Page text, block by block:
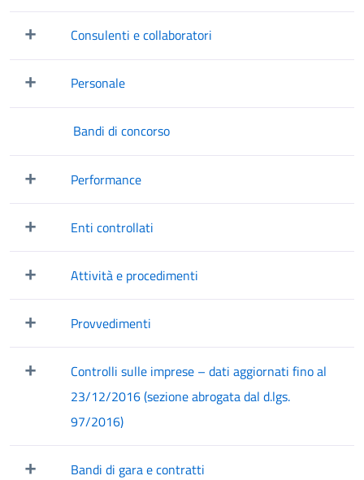
Mostra/Nascondi elementi figli
Mostra/Nascondi elementi figli
Consulenti e collaboratori
Mostra/Nascondi elementi figli
Personale
Bandi di concorso
Mostra/Nascondi elementi figli
Performance
Mostra/Nascondi elementi figli
Enti controllati
Mostra/Nascondi elementi figli
Attività e procedimenti
Mostra/Nascondi elementi figli
Provvedimenti
Mostra/Nascondi elementi figli
Controlli sulle imprese – dati aggiornati fino al
23/12/2016 (sezione abrogata dal d.lgs.
97/2016)
Bandi di gara e contratti